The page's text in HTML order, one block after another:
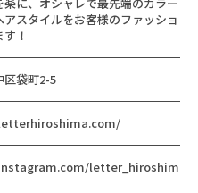
スタイルをお客様のファッショ
！
区袋町2-5
letter_hiroshim